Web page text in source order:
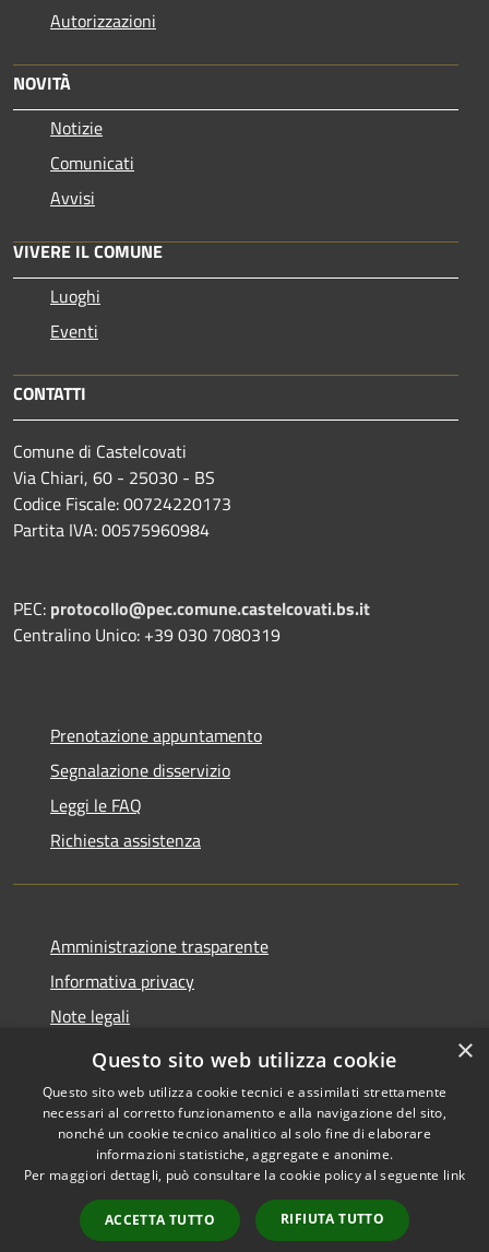
Autorizzazioni
NOVITÀ
Notizie
Comunicati
Avvisi
VIVERE IL COMUNE
Luoghi
Eventi
CONTATTI
Comune di Castelcovati
Via Chiari, 60 - 25030 - BS
Codice Fiscale: 00724220173
Partita IVA: 00575960984
PEC: protocollo@pec.comune.castelcovati.bs.it
Centralino Unico: +39 030 7080319
Prenotazione appuntamento
Segnalazione disservizio
Leggi le FAQ
Richiesta assistenza
Amministrazione trasparente
Informativa privacy
Note legali
Dichiarazione di accessibilità
Accessibilità
Copyright © 2026 • Comune di
Castelcovati • Powered by
Municipium•
Accesso
redazione
×
Questo sito web utilizza cookie
Questo sito web utilizza cookie tecnici e assimilati strettamente
necessari al corretto funzionamento e alla navigazione del sito,
nonché un cookie tecnico analitico al solo fine di elaborare
informazioni statistiche, aggregate e anonime.
Per maggiori dettagli, può consultare la cookie policy al seguente link
ACCETTA TUTTO RIFIUTA TUTTO